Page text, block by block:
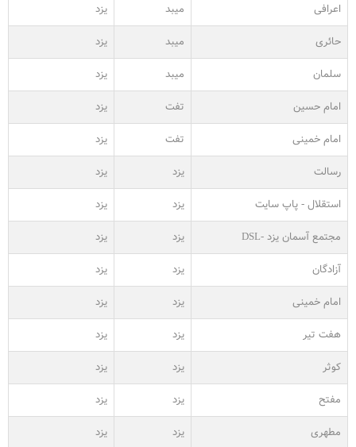
اعرافی
میبد
یزد
حائری
میبد
یزد
سلمان
میبد
یزد
امام حسین
تفت
یزد
امام خمینی
تفت
یزد
رسالت
یزد
یزد
استقلال - پاپ سایت
یزد
یزد
مجتمع آسمان یزد -DSL
یزد
یزد
آزادگان
یزد
یزد
امام خمینی
یزد
یزد
هفت تیر
یزد
یزد
کوثر
یزد
یزد
مفتح
یزد
یزد
مطهری
یزد
یزد